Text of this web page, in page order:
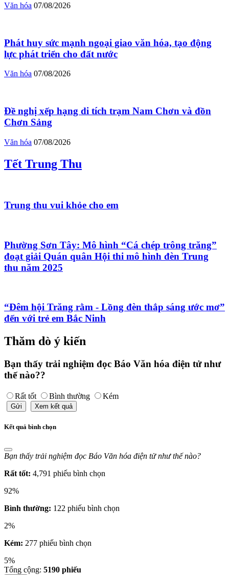
Văn hóa 07/08/2026
Phát huy sức mạnh ngoại giao văn hóa, tạo động
lực phát triển cho đất nước
Văn hóa 07/08/2026
Đề nghị xếp hạng di tích trạm Nam Chơn và đồn
Chơn Sảng
Văn hóa 07/08/2026
Tết Trung Thu
Trung thu vui khỏe cho em
Phường Sơn Tây: Mô hình “Cá chép trông trăng”
đoạt giải Quán quân Hội thi mô hình đèn Trung
thu năm 2025
“Đêm hội Trăng rằm - Lồng đèn thắp sáng ước mơ”
đến với trẻ em Bắc Ninh
Thăm dò ý kiến
Bạn thấy trải nghiệm đọc Báo Văn hóa điện tử như
thế nào??
Rất tốt Bình thường Kém
Gửi Xem kết quả
Kết quả bình chọn
Bạn thấy trải nghiệm đọc Báo Văn hóa điện tử như thế nào?
Rất tốt: 4,791 phiếu bình chọn
92%
Bình thường: 122 phiếu bình chọn
2%
Kém: 277 phiếu bình chọn
5%
Tổng cộng: 5190 phiếu